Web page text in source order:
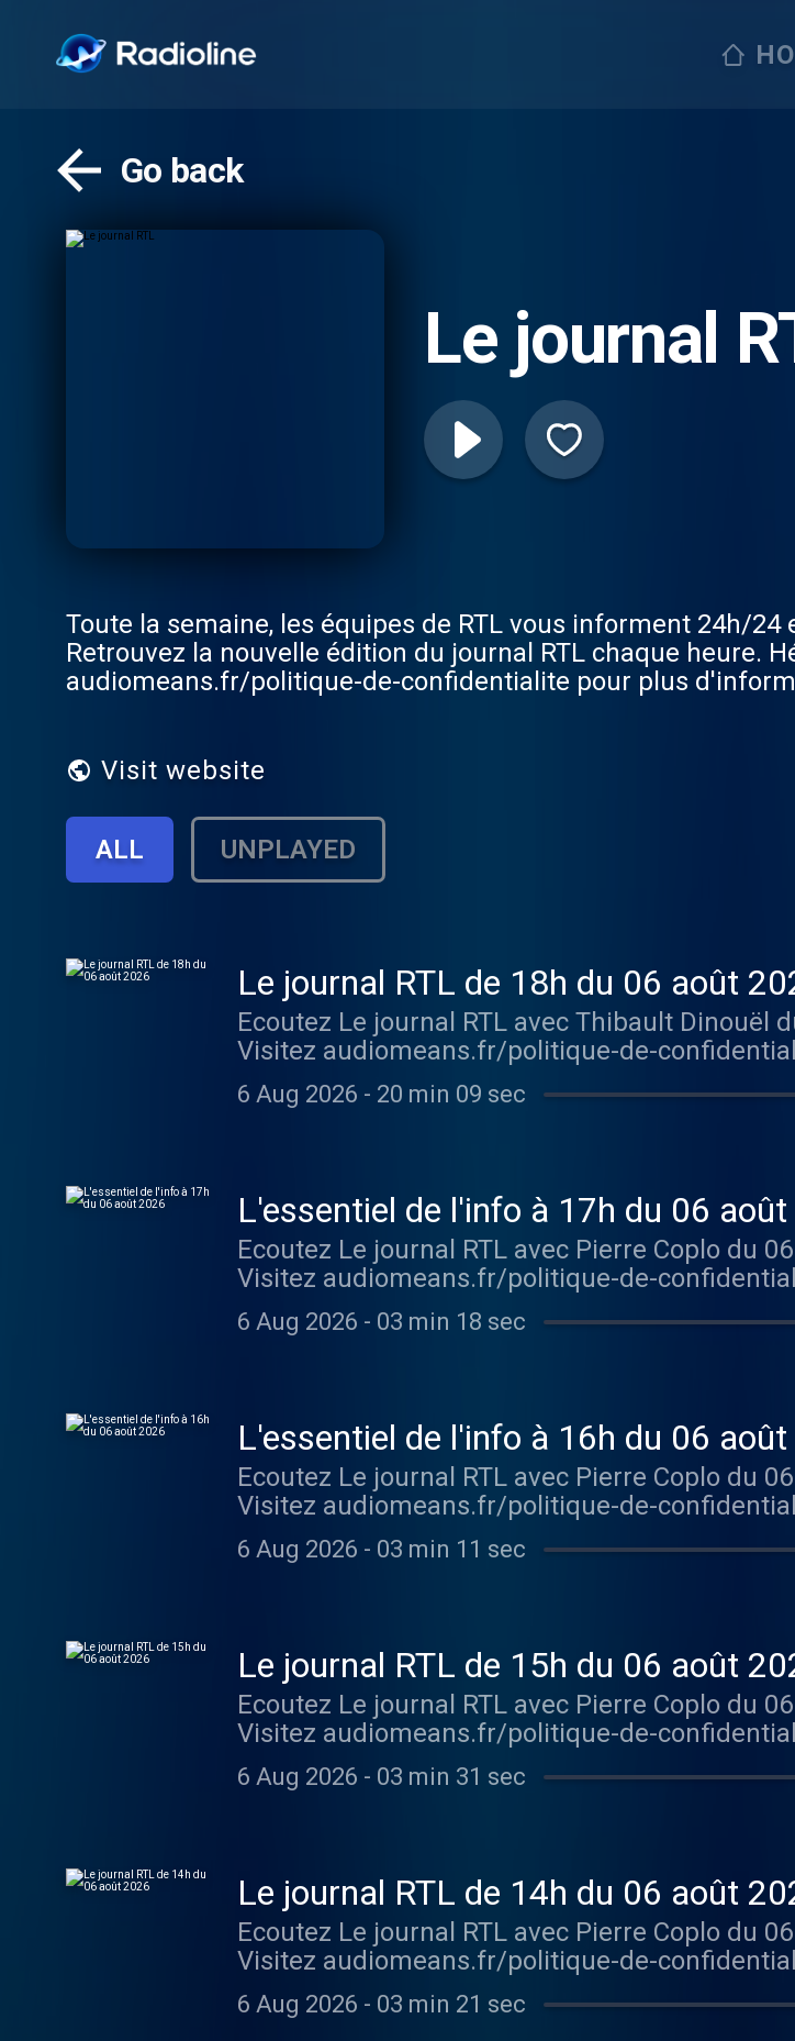
Go back
Le journal
Toute la semaine, les équipes de RTL vous informent 24h/
Retrouvez la nouvelle édition du journal RTL chaque heure.
audiomeans.fr/politique-de-confidentialite pour plus
Visit website
ALL UNPLAYED
Le journal RTL de 18h du 06 août
Ecoutez Le journal RTL avec Thibault Dinouël
Visitez audiomeans.fr/politique-de-
6 Aug 2026 - 20 min 09 sec
L'essentiel de l'info à 17h du 06
Ecoutez Le journal RTL avec Pierre Coplo du
Visitez audiomeans.fr/politique-de-
6 Aug 2026 - 03 min 18 sec
L'essentiel de l'info à 16h du 06
Ecoutez Le journal RTL avec Pierre Coplo du
Visitez audiomeans.fr/politique-de-
6 Aug 2026 - 03 min 11 sec
Le journal RTL de 15h du 06 août
Ecoutez Le journal RTL avec Pierre Coplo du
Visitez audiomeans.fr/politique-de-
6 Aug 2026 - 03 min 31 sec
Le journal RTL de 14h du 06 août
Ecoutez Le journal RTL avec Pierre Coplo du
Visitez audiomeans.fr/politique-de-
6 Aug 2026 - 03 min 21 sec